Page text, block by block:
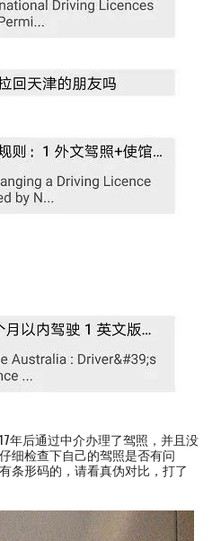
年后通过中介办理了驾照，并且没
细检查下自己的驾照是否有问
条形码的，请看真伪对比，打了